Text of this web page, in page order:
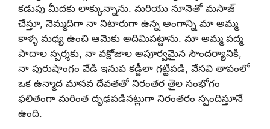
కడుపు మీదకు లాక్కున్నాను. మరియు నూనెతో మసాజ్
చేస్తూ, నెమ్మదిగా నా నిటారుగా ఉన్న అంగాన్ని మా అమ్మ
కాళ్ళ మధ్య ఉంచి ఆమెకు అదిమిపట్టాను. మా అమ్మ పద్మ
పాదాల స్పర్శకు, నా వక్షోజాల అపూర్వమైన సౌందర్యానికి,
నా పురుషాంగం వేడి ఇనుప కడ్డీలా గట్టిపడి, వేసవి తాపంలో
ఒక ఉన్మాద మానవ దేవతతో నిరంతర తైల సంభోగం
ఫలితంగా మరింత దృఢపడినట్లుగా నిరంతరం స్పందిస్తూనే
ఉంది.